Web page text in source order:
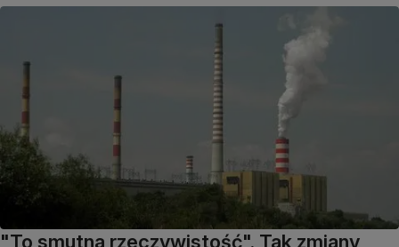
"To smutna rzeczywistość". Tak zmiany